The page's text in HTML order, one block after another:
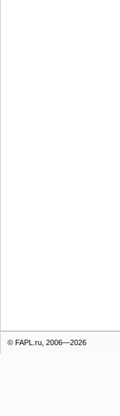
© FAPL.ru, 2006—2026